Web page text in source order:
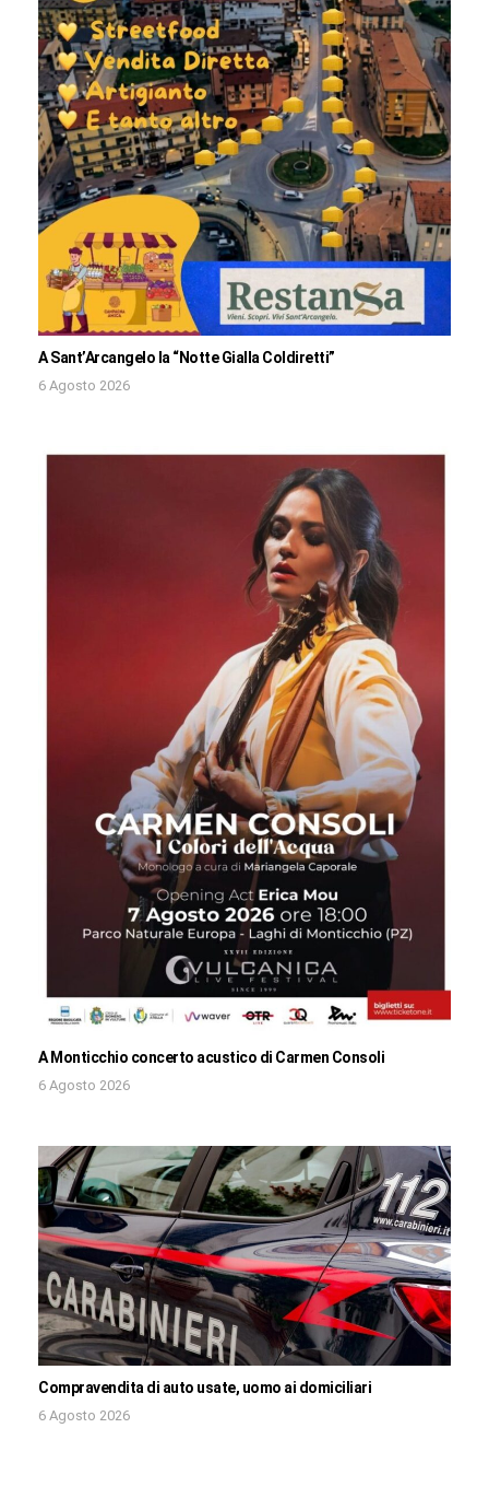
A Sant’Arcangelo la “Notte Gialla Coldiretti”
6 Agosto 2026
A Monticchio concerto acustico di Carmen Consoli
6 Agosto 2026
Compravendita di auto usate, uomo ai domiciliari
6 Agosto 2026